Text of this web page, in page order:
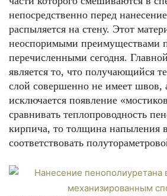
непосредственно перед
распыляется на стену. Этот
неоспоримыми преимуществами
перечисленными сегодня.
является то, что получающийся
слой совершенно не имеет швов,
исключается появление
сравнивать теплопроводность
кирпича, то толщина напыления
соответствовать